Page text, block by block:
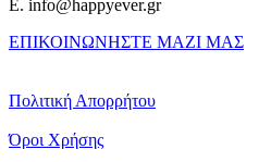
E. info@happyever.gr
ΕΠΙΚΟΙΝΩΝΗΣΤΕ ΜΑΖΙ ΜΑΣ
Πολιτική Απορρήτου
Όροι Χρήσης